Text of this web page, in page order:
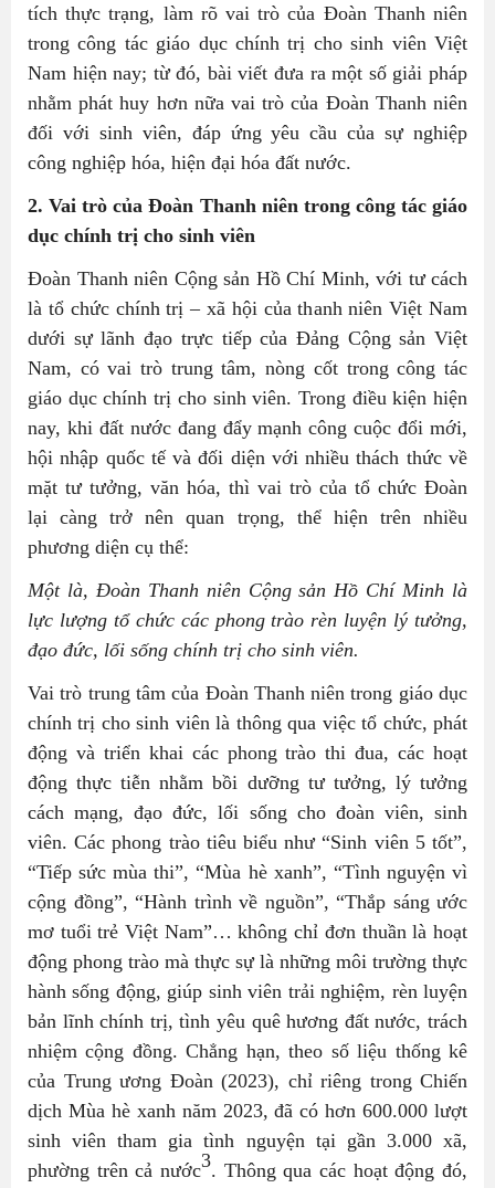
tích thực trạng, làm rõ vai trò của Đoàn Thanh niên
trong công tác giáo dục chính trị cho sinh viên Việt
Nam hiện nay; từ đó, bài viết đưa ra một số giải pháp
nhằm phát huy hơn nữa vai trò của Đoàn Thanh niên
đối với sinh viên, đáp ứng yêu cầu của sự nghiệp
công nghiệp hóa, hiện đại hóa đất nước.
2. Vai trò của Đoàn Thanh niên trong công tác giáo
dục chính trị cho sinh viên
Đoàn Thanh niên Cộng sản Hồ Chí Minh, với tư cách
là tổ chức chính trị – xã hội của thanh niên Việt Nam
dưới sự lãnh đạo trực tiếp của Đảng Cộng sản Việt
Nam, có vai trò trung tâm, nòng cốt trong công tác
giáo dục chính trị cho sinh viên. Trong điều kiện hiện
nay, khi đất nước đang đẩy mạnh công cuộc đổi mới,
hội nhập quốc tế và đối diện với nhiều thách thức về
mặt tư tưởng, văn hóa, thì vai trò của tổ chức Đoàn
lại càng trở nên quan trọng, thể hiện trên nhiều
phương diện cụ thể:
Một là, Đoàn Thanh niên Cộng sản Hồ Chí Minh là
lực lượng tổ chức các phong trào rèn luyện lý tưởng,
đạo đức, lối sống chính trị cho sinh viên.
Vai trò trung tâm của Đoàn Thanh niên trong giáo dục
chính trị cho sinh viên là thông qua việc tổ chức, phát
động và triển khai các phong trào thi đua, các hoạt
động thực tiễn nhằm bồi dưỡng tư tưởng, lý tưởng
cách mạng, đạo đức, lối sống cho đoàn viên, sinh
viên. Các phong trào tiêu biểu như “Sinh viên 5 tốt”,
“Tiếp sức mùa thi”, “Mùa hè xanh”, “Tình nguyện vì
cộng đồng”, “Hành trình về nguồn”, “Thắp sáng ước
mơ tuổi trẻ Việt Nam”… không chỉ đơn thuần là hoạt
động phong trào mà thực sự là những môi trường thực
hành sống động, giúp sinh viên trải nghiệm, rèn luyện
bản lĩnh chính trị, tình yêu quê hương đất nước, trách
nhiệm cộng đồng. Chẳng hạn, theo số liệu thống kê
của Trung ương Đoàn (2023), chỉ riêng trong Chiến
dịch Mùa hè xanh năm 2023, đã có hơn 600.000 lượt
sinh viên tham gia tình nguyện tại gần 3.000 xã,
phường trên cả nước3. Thông qua các hoạt động đó,